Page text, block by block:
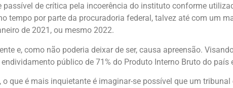
passível de crítica pela incoerência do instituto conforme
tempo por parte da procuradoria federal, talvez até com um
de 2021, ou mesmo 2022.
e, como não poderia deixar de ser, causa apreensão.
endividamento público de 71% do Produto Interno Bruto do
que é mais inquietante é imaginar-se possível que um